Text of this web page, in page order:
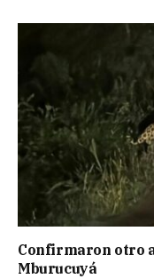
Confirmaron otro
Mburucuyá